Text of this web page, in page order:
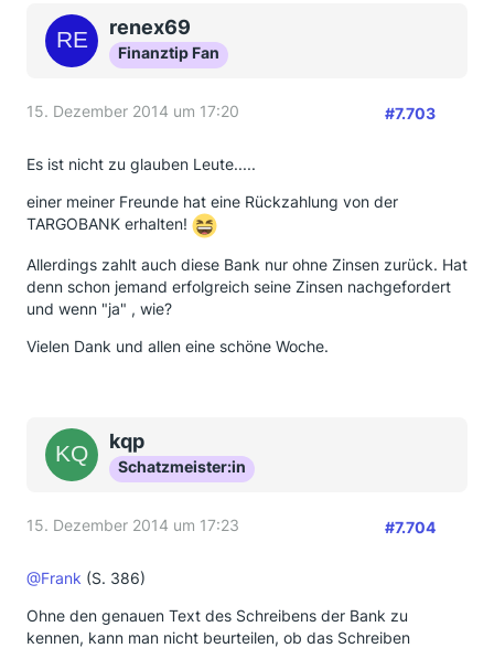
renex69
Finanztip Fan
15. Dezember 2014 um 17:20 #7.703
Es ist nicht zu glauben Leute.....
einer meiner Freunde hat eine Rückzahlung von der
TARGOBANK erhalten!
Allerdings zahlt auch diese Bank nur ohne Zinsen zurück. Hat
denn schon jemand erfolgreich seine Zinsen nachgefordert
und wenn "ja" , wie?
Vielen Dank und allen eine schöne Woche.
kqp
Schatzmeister:in
15. Dezember 2014 um 17:23 #7.704
@Frank (S. 386)
Ohne den genauen Text des Schreibens der Bank zu
kennen, kann man nicht beurteilen, ob das Schreiben